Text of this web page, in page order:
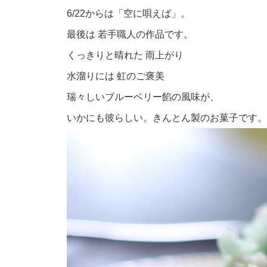
6/22からは「空に唄えば」。
最後は 若手職人の作品です。
くっきりと晴れた 雨上がり
水溜りには 虹のご褒美
瑞々しいブルーベリー餡の風味が、
いかにも彼らしい。きんとん製のお菓子です。